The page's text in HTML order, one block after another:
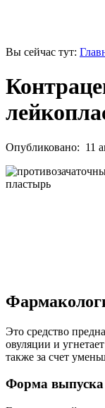
Вы сейчас тут:
Опубликовано: 11
Это средство
овуляции и
также за счет
Форма выпуска